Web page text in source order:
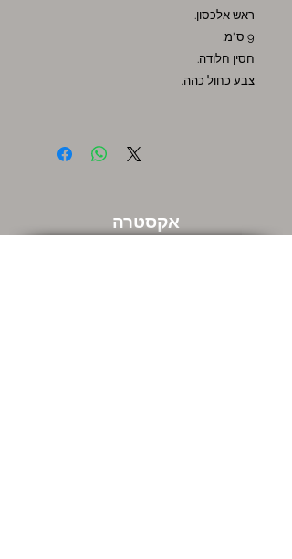
ראש אלכסון.
9 ס"מ.
חסין חלודה.
צבע כחול כהה.
אקסטרה